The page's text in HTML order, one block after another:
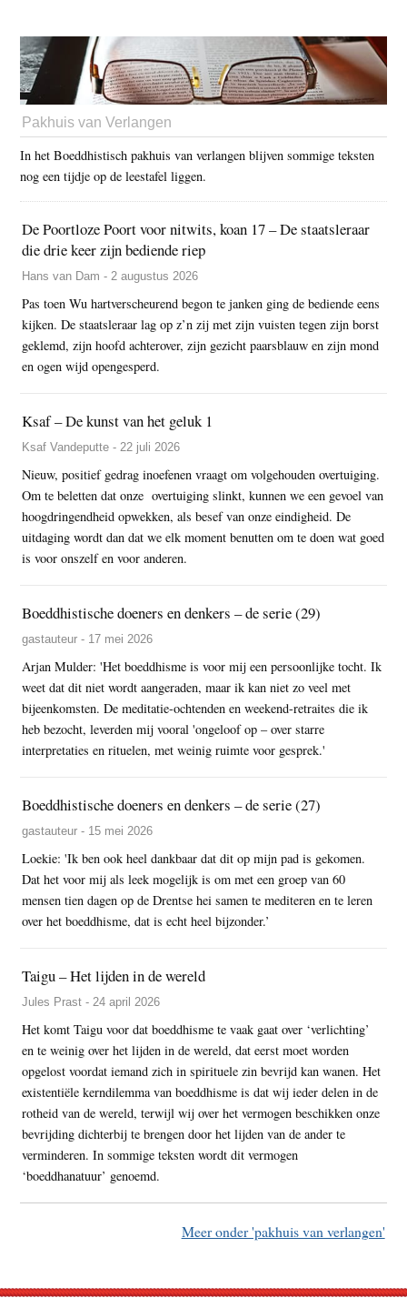
Pakhuis van Verlangen
In het Boeddhistisch pakhuis van verlangen blijven sommige teksten
nog een tijdje op de leestafel liggen.
De Poortloze Poort voor nitwits, koan 17 – De staatsleraar
die drie keer zijn bediende riep
Hans van Dam - 2 augustus 2026
Pas toen Wu hartverscheurend begon te janken ging de bediende eens
kijken. De staatsleraar lag op z’n zij met zijn vuisten tegen zijn borst
geklemd, zijn hoofd achterover, zijn gezicht paarsblauw en zijn mond
en ogen wijd opengesperd.
Ksaf – De kunst van het geluk 1
Ksaf Vandeputte - 22 juli 2026
Nieuw, positief gedrag inoefenen vraagt om volgehouden overtuiging.
Om te beletten dat onze overtuiging slinkt, kunnen we een gevoel van
hoogdringendheid opwekken, als besef van onze eindigheid. De
uitdaging wordt dan dat we elk moment benutten om te doen wat goed
is voor onszelf en voor anderen.
Boeddhistische doeners en denkers – de serie (29)
gastauteur - 17 mei 2026
Arjan Mulder: 'Het boeddhisme is voor mij een persoonlijke tocht. Ik
weet dat dit niet wordt aangeraden, maar ik kan niet zo veel met
bijeenkomsten. De meditatie-ochtenden en weekend-retraites die ik
heb bezocht, leverden mij vooral 'ongeloof op – over starre
interpretaties en rituelen, met weinig ruimte voor gesprek.'
Boeddhistische doeners en denkers – de serie (27)
gastauteur - 15 mei 2026
Loekie: 'Ik ben ook heel dankbaar dat dit op mijn pad is gekomen.
Dat het voor mij als leek mogelijk is om met een groep van 60
mensen tien dagen op de Drentse hei samen te mediteren en te leren
over het boeddhisme, dat is echt heel bijzonder.’
Taigu – Het lijden in de wereld
Jules Prast - 24 april 2026
Het komt Taigu voor dat boeddhisme te vaak gaat over ‘verlichting’
en te weinig over het lijden in de wereld, dat eerst moet worden
opgelost voordat iemand zich in spirituele zin bevrijd kan wanen. Het
existentiële kerndilemma van boeddhisme is dat wij ieder delen in de
rotheid van de wereld, terwijl wij over het vermogen beschikken onze
bevrijding dichterbij te brengen door het lijden van de ander te
verminderen. In sommige teksten wordt dit vermogen
‘boeddhanatuur’ genoemd.
Meer onder 'pakhuis van verlangen'